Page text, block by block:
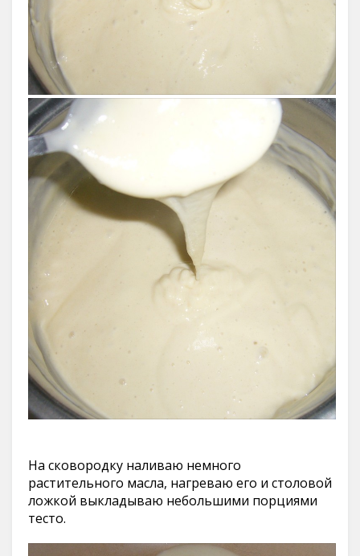
На сковородку наливаю немного
растительного масла, нагреваю его и столовой
ложкой выкладываю небольшими порциями
тесто.